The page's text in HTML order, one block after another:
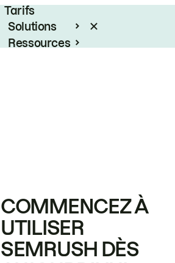
Tarifs
Solutions
Ressources
COMMENCEZ À
UTILISER
SEMRUSH DÈS